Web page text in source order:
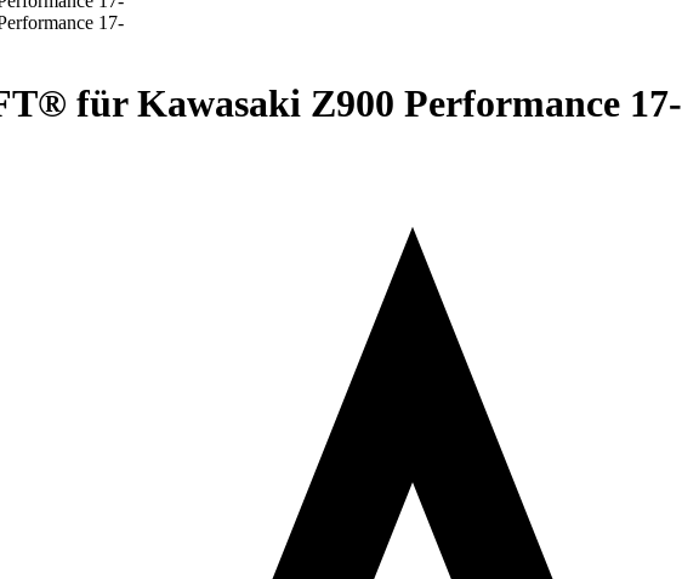
für Kawasaki Z900 Performance 17-